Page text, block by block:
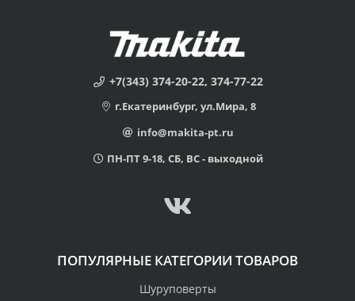
+7(343) 374-20-22, 374-77-22
г.Екатеринбург, ул.Мира, 8
info@makita-pt.ru
ПН-ПТ 9-18, СБ, ВС - выходной
ПОПУЛЯРНЫЕ КАТЕГОРИИ ТОВАРОВ
Шуруповерты